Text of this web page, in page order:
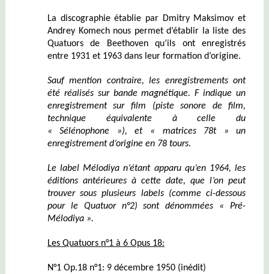
La discographie établie par Dmitry Maksimov et
Andrey Komech nous permet d’établir la liste des
Quatuors de Beethoven qu’ils ont enregistrés
entre 1931 et 1963 dans leur formation d’origine.
Sauf mention contraire, les enregistrements ont
été réalisés sur bande magnétique. F indique un
enregistrement sur film (piste sonore de film,
technique équivalente à celle du
« Sélénophone »), et « matrices 78t » un
enregistrement d’origine en 78 tours.
Le label Mélodiya n’étant apparu qu’en 1964, les
éditions antérieures à cette date, que l’on peut
trouver sous plusieurs labels (comme ci-dessous
pour le Quatuor n°2) sont dénommées « Pré-
Mélodiya ».
Les Quatuors n°1 à 6 Opus 18:
N°1 Op.18 n°1: 9 décembre 1950 (inédit)